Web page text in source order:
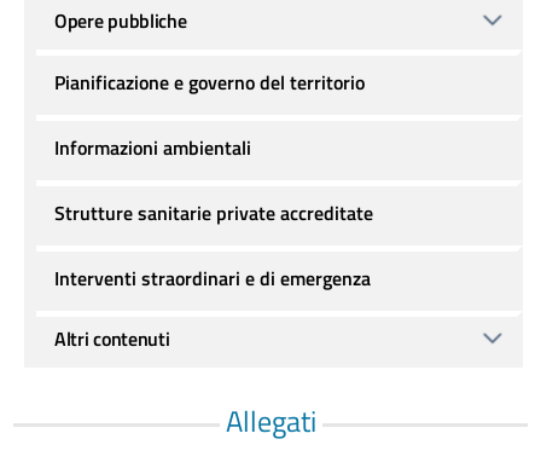
Allegati
Opere pubbliche
Pianificazione e governo del territorio
Informazioni ambientali
Strutture sanitarie private accreditate
Interventi straordinari e di emergenza
Altri contenuti